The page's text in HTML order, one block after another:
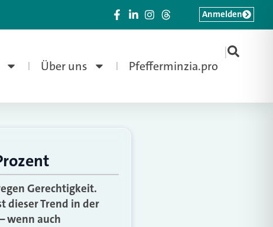
Über uns Pfefferminzia.pro
|
Anmelden
Gerechtigkeit.
dieser Trend in der
wenn auch